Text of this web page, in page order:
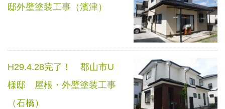
邸外壁塗装工事（濱津）
H29.4.28完了！ 郡山市U
様邸 屋根・外壁塗装工事
（石橋）